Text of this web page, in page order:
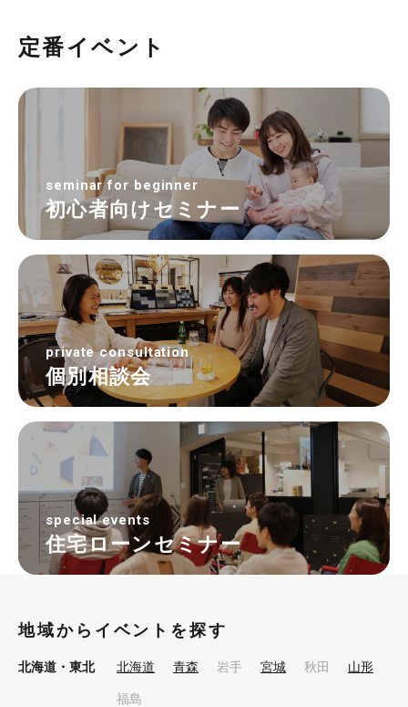
定番イベント
seminar for beginner
初心者向けセミナー
private consultation
個別相談会
special events
住宅ローンセミナー
地域からイベントを探す
北海道・東北 北海道 青森 岩手 宮城 秋田 山形
福島